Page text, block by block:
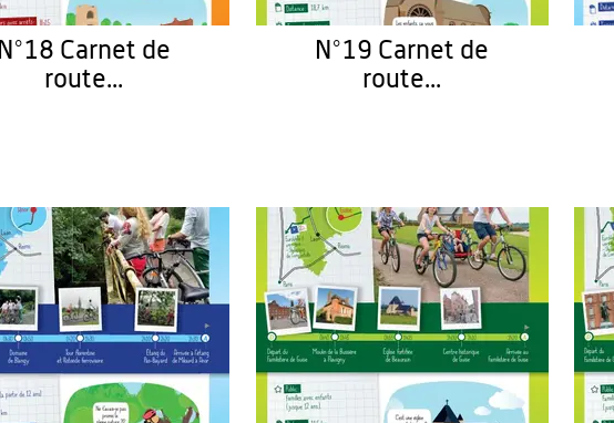
N°18 Carnet de
route...
N°19 Carnet de
route...